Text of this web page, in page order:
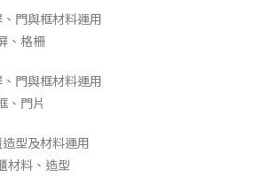
門與框材料運用
、格柵
門與框材料運用
、門片
型及材料運用
材料、造型